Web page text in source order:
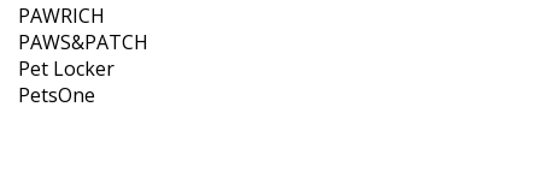
PAWRICH
PAWS&PATCH
Pet Locker
PetsOne